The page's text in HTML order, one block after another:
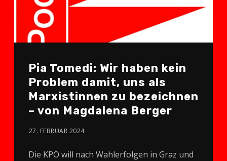
Pia Tomedi: Wir haben kein
Problem damit, uns als
Marxistinnen zu bezeichnen
– von Magdalena Berger
27. FEBRUAR 2024
Die KPÖ will nach Wahlerfolgen in Graz und